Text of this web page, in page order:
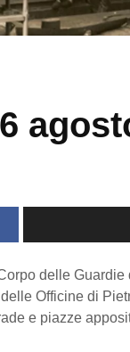
delle Guardie
Officine di
e piazze